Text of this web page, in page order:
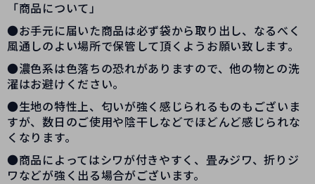
「商品について」
●お手元に届いた商品は必ず袋から取り出し、なるべく
風通しのよい場所で保管して頂くようお願い致します。
●濃色系は色落ちの恐れがありますので、他の物との洗
濯はお避けください。
●生地の特性上、匂いが強く感じられるものもございま
すが、数日のご使用や陰干しなどでほどんど感じられな
くなります。
●商品によってはシワが付きやすく、畳みジワ、折りジ
ワなどが強く出る場合がございます。